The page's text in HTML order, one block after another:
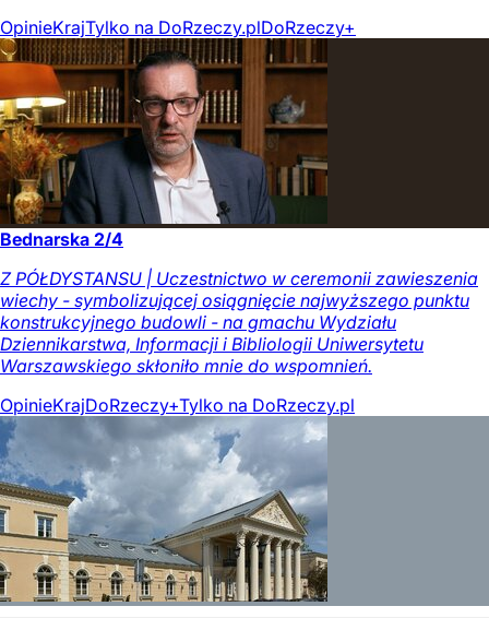
OpinieKrajTylko na DoRzeczy.plDoRzeczy+
Bednarska 2/4
Z PÓŁDYSTANSU | Uczestnictwo w ceremonii zawieszenia
wiechy - symbolizującej osiągnięcie najwyższego punktu
konstrukcyjnego budowli - na gmachu Wydziału
Dziennikarstwa, Informacji i Bibliologii Uniwersytetu
Warszawskiego skłoniło mnie do wspomnień.
OpinieKrajDoRzeczy+Tylko na DoRzeczy.pl